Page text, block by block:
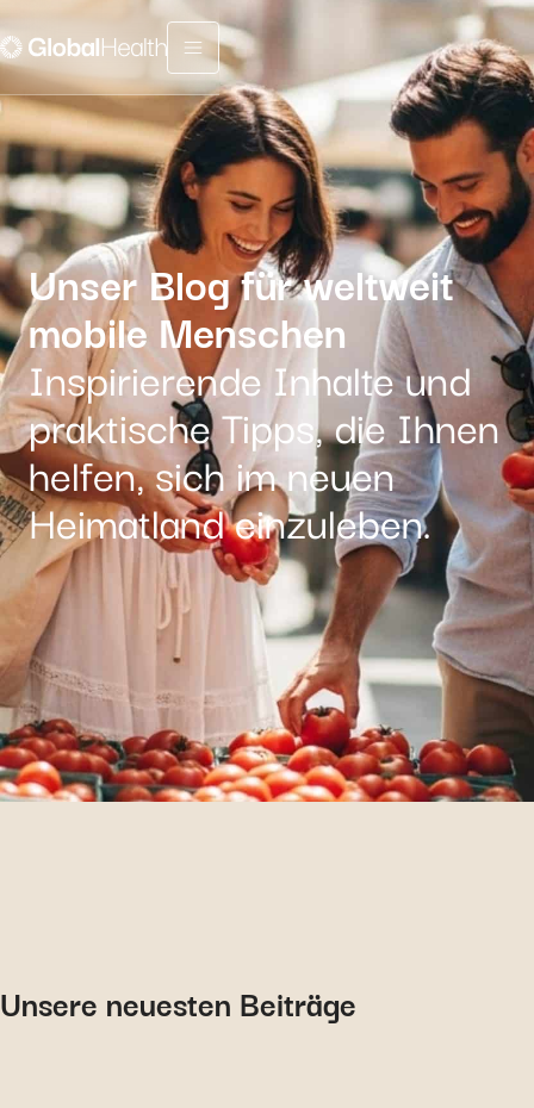
Menu fermé
Unser Blog für weltweit
mobile Menschen
Inspirierende Inhalte und
praktische Tipps, die Ihnen
helfen, sich im neuen
Heimatland einzuleben.
Unsere neuesten Beiträge